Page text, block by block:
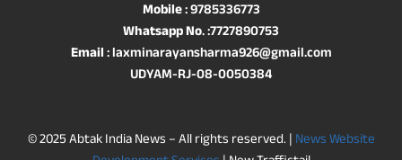
Mobile: 9785336773
Whatsapp No. :7727890753
Email: laxminarayansharma926@gmail.com
UDYAM-RJ-08-0050384
© 2025 Abtak India News – All rights reserved. | News Website